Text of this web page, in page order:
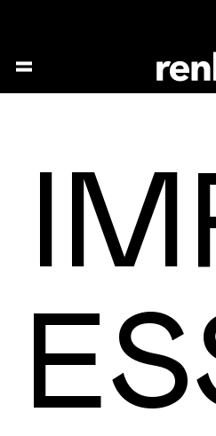
MUSIK & TANZ
KEINE AUSWAHL